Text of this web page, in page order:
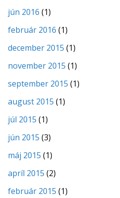
jún 2016 (1)
február 2016 (1)
december 2015 (1)
november 2015 (1)
september 2015 (1)
august 2015 (1)
júl 2015 (1)
jún 2015 (3)
máj 2015 (1)
apríl 2015 (2)
február 2015 (1)